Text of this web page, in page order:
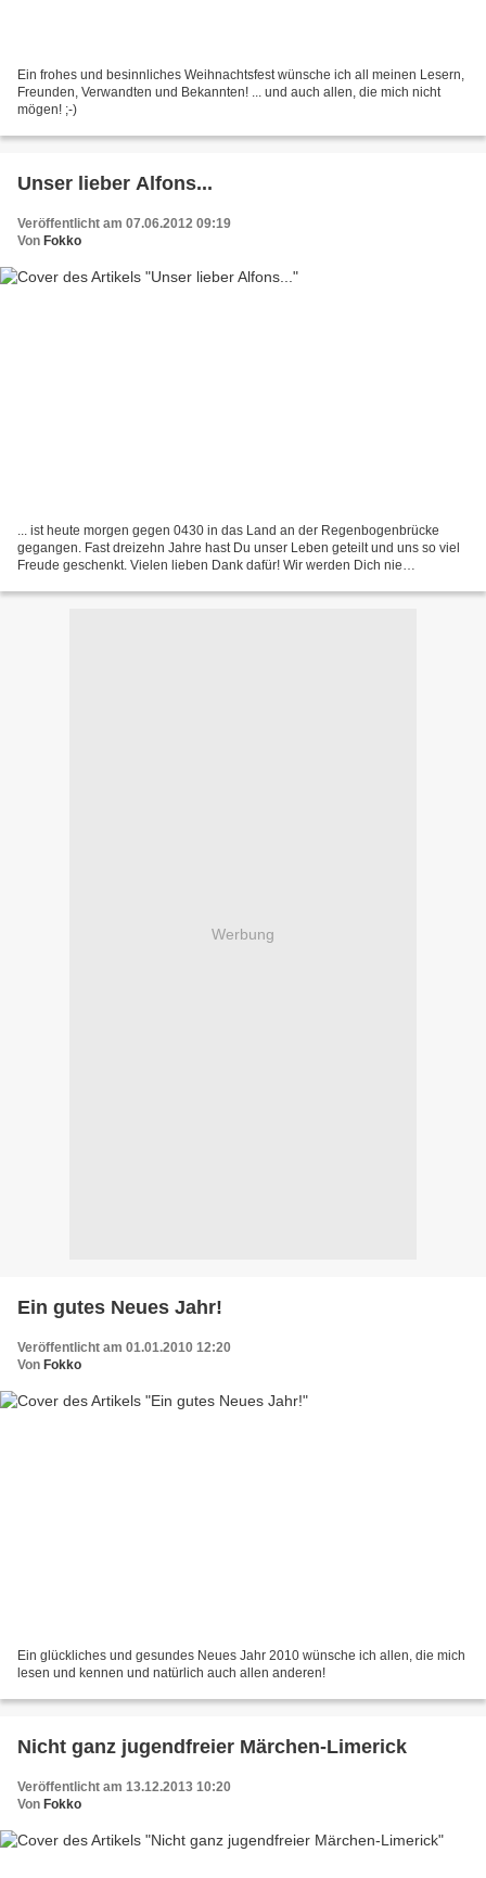
Ein frohes und besinnliches Weihnachtsfest wünsche ich all meinen Lesern,
Freunden, Verwandten und Bekannten! ... und auch allen, die mich nicht
mögen! ;-)
Unser lieber Alfons...
Veröffentlicht am 07.06.2012 09:19
Von Fokko
... ist heute morgen gegen 0430 in das Land an der Regenbogenbrücke
gegangen. Fast dreizehn Jahre hast Du unser Leben geteilt und uns so viel
Freude geschenkt. Vielen lieben Dank dafür! Wir werden Dich nie
Werbung
Ein gutes Neues Jahr!
Veröffentlicht am 01.01.2010 12:20
Von Fokko
Ein glückliches und gesundes Neues Jahr 2010 wünsche ich allen, die mich
lesen und kennen und natürlich auch allen anderen!
Nicht ganz jugendfreier Märchen-Limerick
Veröffentlicht am 13.12.2013 10:20
Von Fokko